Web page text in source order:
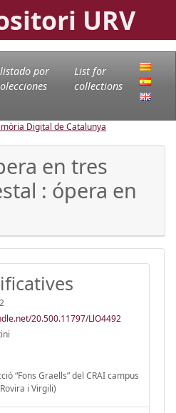
URV
por
List for
collections
Digital de Catalunya
en tres
: ópera en
20.500.11797/LlO4492
“Fons Graells” del CRAI campus
i Virgili)